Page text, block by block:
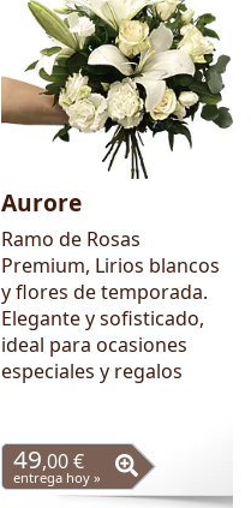
Aurore
Ramo de Rosas
Premium, Lirios blancos
y flores de temporada.
Elegante y sofisticado,
ideal para ocasiones
especiales y regalos
49,00 €
entrega hoy »